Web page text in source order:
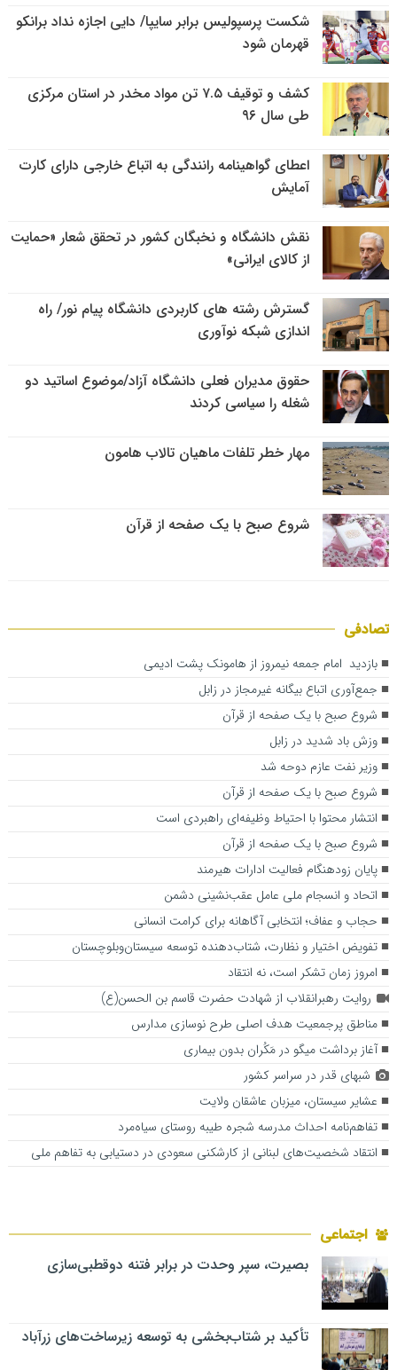
شکست پرسپولیس برابر سایپا/ دایی اجازه نداد برانکو
قهرمان شود
کشف و توقیف ۷.۵ تن مواد مخدر در استان مرکزی
طی سال ۹۶
اعطای گواهینامه رانندگی به اتباع خارجی دارای کارت
آمایش
نقش دانشگاه و نخبگان کشور در تحقق شعار «حمایت
از کالای ایرانی»
گسترش رشته های کاربردی دانشگاه پیام نور/ راه
اندازی شبکه نوآوری
حقوق مدیران فعلی دانشگاه آزاد/موضوع اساتید دو
شغله را سیاسی کردند
مهار خطر تلفات ماهیان تالاب‌ هامون
شروع صبح با یک صفحه از قرآن
تصادفی
بازدید امام جمعه نیمروز از هامونک پشت ادیمی
جمع‌آوری اتباع بیگانه غیرمجاز در زابل
شروع صبح با یک صفحه از قرآن
وزش باد شدید در زابل
وزیر نفت عازم دوحه شد
شروع صبح با یک صفحه از قرآن
انتشار محتوا با احتیاط وظیفه‌ای راهبردی است
شروع صبح با یک صفحه از قرآن
پایان زودهنگام فعالیت ادارات هیرمند
اتحاد و انسجام ملی عامل عقب‌نشینی دشمن
حجاب و عفاف؛ انتخابی آگاهانه برای کرامت انسانی
تفویض اختیار و نظارت، شتاب‌دهنده توسعه سیستان‌وبلوچستان
امروز زمان تشکر است، نه انتقاد
روایت رهبرانقلاب از شهادت حضرت قاسم بن الحسن(ع)
مناطق پرجمعیت هدف اصلی طرح نوسازی مدارس
آغاز برداشت میگو در مَکُران بدون بیماری
شبهای قدر در سراسر کشور
عشایر سیستان، میزبان عاشقان ولایت
تفاهم‌نامه احداث مدرسه شجره طیبه روستای سیاه‌مرد
انتقاد شخصیت‌های لبنانی از کارشکنی سعودی در دستیابی به تفاهم ملی
اجتماعی
بصیرت، سپر وحدت در برابر فتنه دوقطبی‌سازی
تأکید بر شتاب‌بخشی به توسعه زیرساخت‌های زرآباد